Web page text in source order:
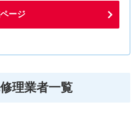
ージ
理業者一覧